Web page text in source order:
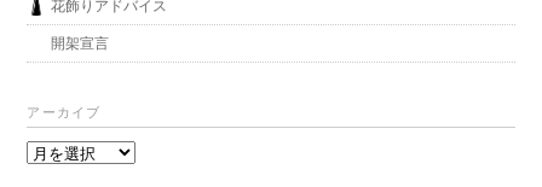
花飾りアドバイス
開架宣言
アーカイブ
ア